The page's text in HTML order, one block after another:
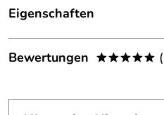
Kleines Dino Bein als
5 mm Eisendraht geschweißt.
Das Bein ist farblos lackiet
Eigenschaften
Tischbein
Fertigungsverfa
Bewertungen *****